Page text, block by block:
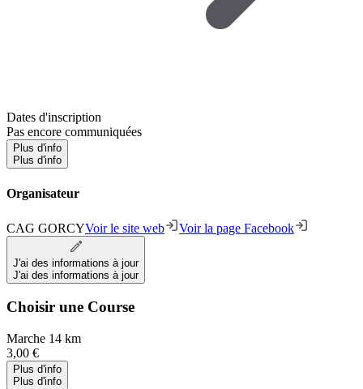
Dates d'inscription
Pas encore communiquées
Plus d'info
Plus d'info
Organisateur
CAG GORCYVoir le site web Voir la page Facebook
J'ai des informations à jour
J'ai des informations à jour
Choisir une Course
Marche 14 km
3,00 €
Plus d'info
Plus d'info